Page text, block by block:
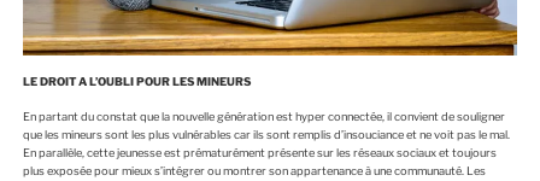
LE DROIT A L’OUBLI POUR LES MINEURS
En partant du constat que la nouvelle génération est hyper connectée, il convient de souligner
que les mineurs sont les plus vulnérables car ils sont remplis d’insouciance et ne voit pas le mal.
En parallèle, cette jeunesse est prématurément présente sur les réseaux sociaux et toujours
plus exposée pour mieux s’intégrer ou montrer son appartenance à une communauté. Les